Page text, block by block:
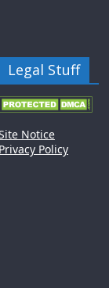
Legal Stuff
Notice
Privacy Policy